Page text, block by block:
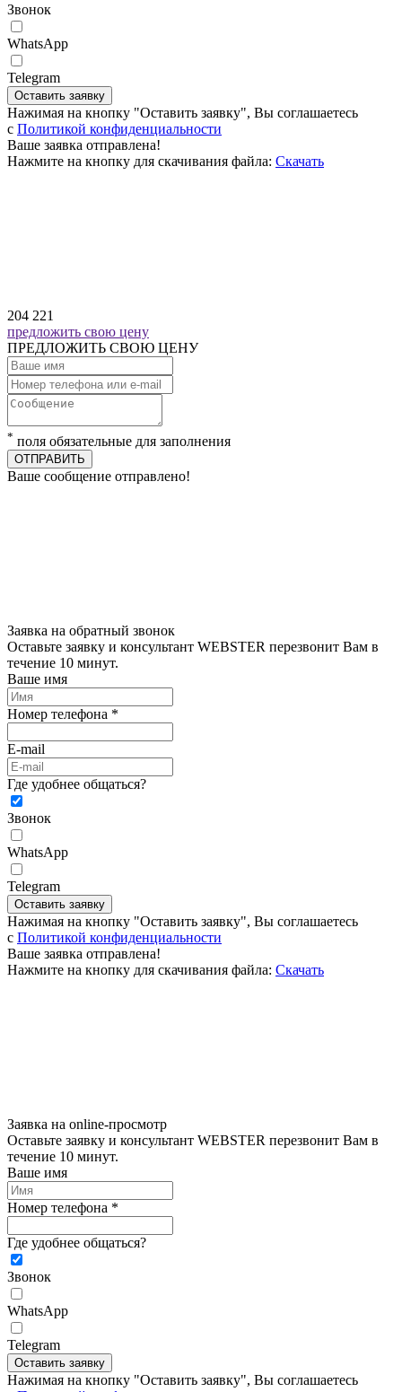
Звонок
WhatsApp
Telegram
Оставить заявку
Нажимая на кнопку "Оставить заявку", Вы соглашаетесь
c Политикой конфиденциальности
Ваше заявка отправлена!
Нажмите на кнопку для скачивания файла: Скачать
204 221
предложить свою цену
ПРЕДЛОЖИТЬ СВОЮ ЦЕНУ
* поля обязательные для заполнения
ОТПРАВИТЬ
Ваше сообщение отправлено!
Заявка на обратный звонок
Оставьте заявку и консультант WEBSTER перезвонит Вам в
течение 10 минут.
Ваше имя
Номер телефона *
E-mail
Где удобнее общаться?
Звонок
WhatsApp
Telegram
Оставить заявку
Нажимая на кнопку "Оставить заявку", Вы соглашаетесь
c Политикой конфиденциальности
Ваше заявка отправлена!
Нажмите на кнопку для скачивания файла: Скачать
Заявка на online-просмотр
Оставьте заявку и консультант WEBSTER перезвонит Вам в
течение 10 минут.
Ваше имя
Номер телефона *
Где удобнее общаться?
Звонок
WhatsApp
Telegram
Оставить заявку
Нажимая на кнопку "Оставить заявку", Вы соглашаетесь